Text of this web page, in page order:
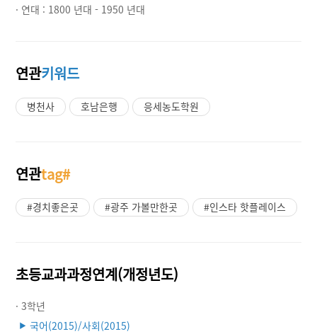
· 연대 : 1800 년대 - 1950 년대
연관키워드
병천사 호남은행 응세농도학원
연관tag#
#경치좋은곳 #광주 가볼만한곳 #인스타 핫플레이스
초등교과과정연계(개정년도)
· 3학년
▶ 국어(2015)/사회(2015)